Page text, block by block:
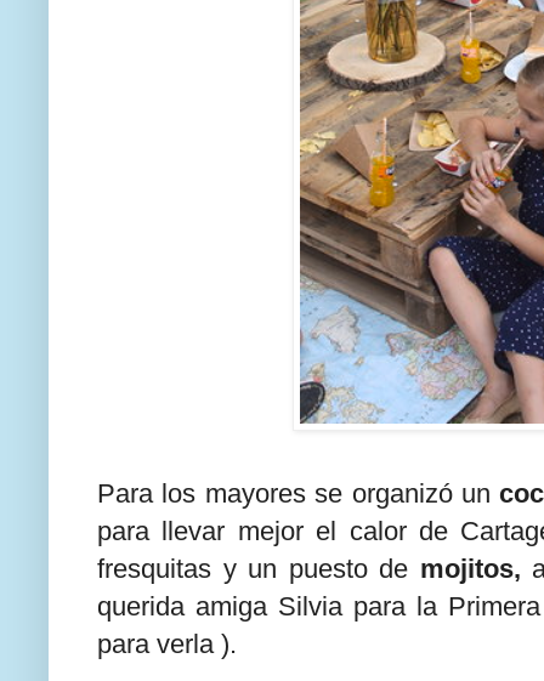
Para los mayores se organizó un
para llevar mejor el calor de
fresquitas y un puesto de mojitos,
querida amiga Silvia para la
para verla ).